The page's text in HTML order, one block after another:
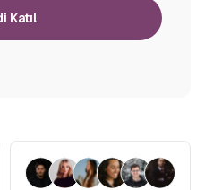
Katıl